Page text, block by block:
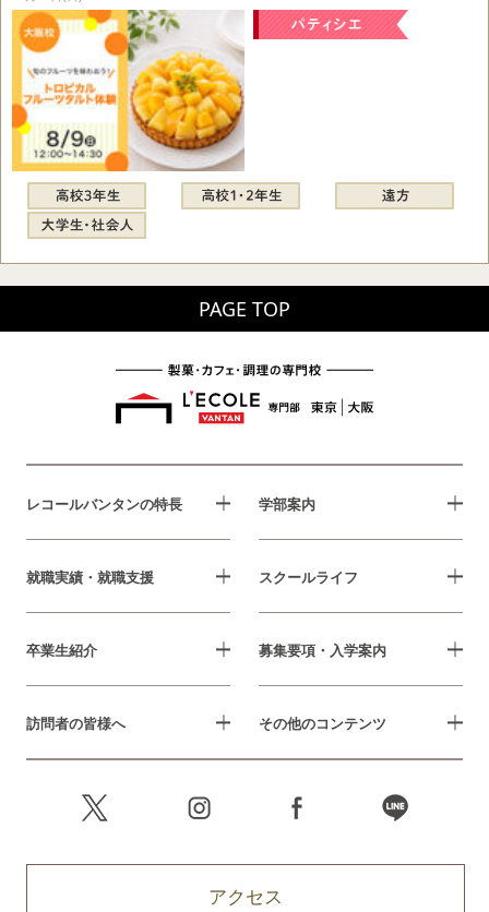
PAGE TOP
レコールバンタンの特長 学部案内
就職実績・就職支援 スクールライフ
卒業生紹介 募集要項・入学案内
訪問者の皆様へ その他のコンテンツ
アクセス